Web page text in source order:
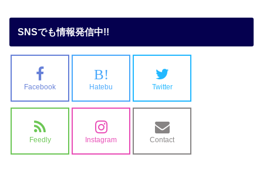
SNSでも情報発信中!!
Facebook
B!
Hatebu Twitter
Feedly Instagram Contact